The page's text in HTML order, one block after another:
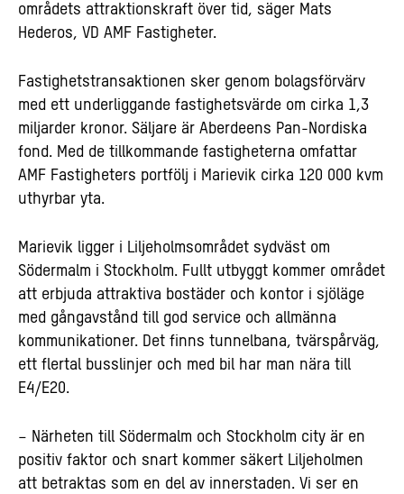
områdets attraktionskraft över tid, säger Mats
Hederos, VD AMF Fastigheter.
Fastighetstransaktionen sker genom bolagsförvärv
med ett underliggande fastighetsvärde om cirka 1,3
miljarder kronor. Säljare är Aberdeens Pan-Nordiska
fond. Med de tillkommande fastigheterna omfattar
AMF Fastigheters portfölj i Marievik cirka 120 000 kvm
uthyrbar yta.
Marievik ligger i Liljeholmsområdet sydväst om
Södermalm i Stockholm. Fullt utbyggt kommer området
att erbjuda attraktiva bostäder och kontor i sjöläge
med gångavstånd till god service och allmänna
kommunikationer. Det finns tunnelbana, tvärspårväg,
ett flertal busslinjer och med bil har man nära till
E4/E20.
– Närheten till Södermalm och Stockholm city är en
positiv faktor och snart kommer säkert Liljeholmen
att betraktas som en del av innerstaden. Vi ser en